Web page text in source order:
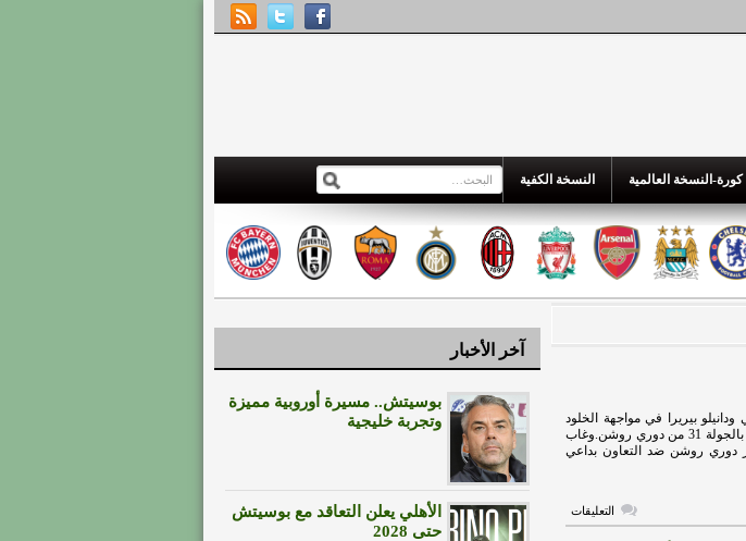
النسخة العالمية النسخة الكفية
بيريرا في مواجهة الخلود
المقبلة.ويستضيف الاتحاد فريق الخلود، مساء الاثنين المقبل بالجولة 31 من دوري روشن.وغاب
دوري روشن ضد التعاون بداعي
التعليقاتعلى
موقف
آخر الأخبار
بوسيتش.. مسيرة أوروبية مميزة
وتجربة خليجية
الأهلي يعلن التعاقد مع بوسيتش
حتى 2028